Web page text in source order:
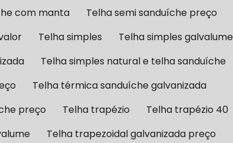
com manta
Telha semi sanduíche preço
Telha simples
Telha simples galvalume
Telha simples natural e telha sanduíche
Telha térmica sanduíche galvanizada
preço
Telha trapézio
Telha trapézio 40
Telha trapezoidal galvanizada preço